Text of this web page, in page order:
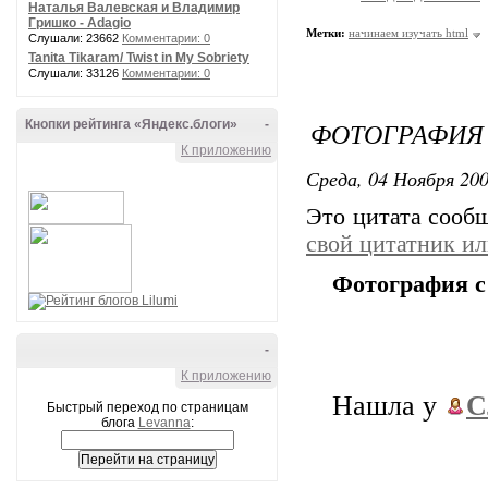
Наталья Валевская и Владимир
Гришко - Adagio
Слушали: 23662 Комментарии: 0
Tanita Tikaram/ Twist in My Sobriety
Слушали: 33126 Комментарии: 0
-
Кнопки рейтинга «Яндекс.блоги»
К приложению
-
К приложению
Быстрый переход по страницам
блога Levanna:
Метки: начинаем изучать html
Среда, 04 Ноября
Это цитата
свой цитатник
Фотография
Нашла у